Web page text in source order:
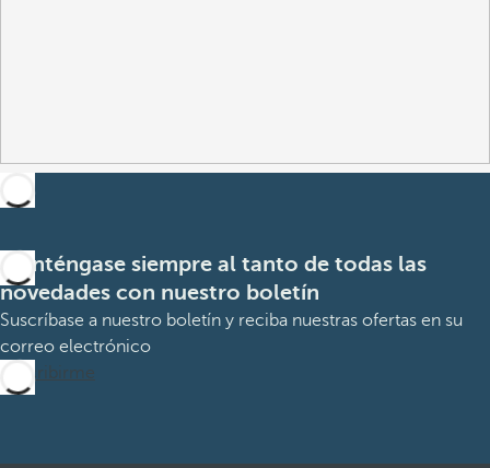
Manténgase siempre al tanto de todas las
novedades con nuestro boletín
Suscríbase a nuestro boletín y reciba nuestras ofertas en su
correo electrónico
Suscribirme